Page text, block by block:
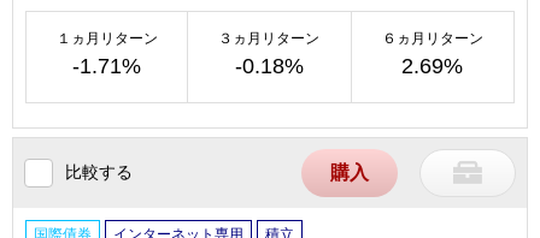
１ヵ月リターン
-1.71%
３ヵ月リターン
-0.18%
６ヵ月リターン
2.69%
比較する 購入